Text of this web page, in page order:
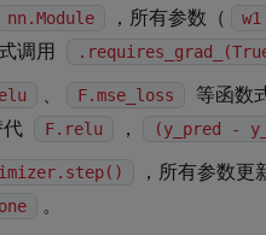
nn.Module ，所有参数（
w1
调用
、 F.mse_loss
等函数
代 F.relu ， (y_pred -
，所有参数
。